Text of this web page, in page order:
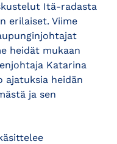
Itä-radasta
erilaiset. Viime
heidät mukaan
Katarina
ajatuksia heidän
ja sen